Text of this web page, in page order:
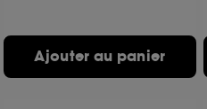
Ajouter au panier